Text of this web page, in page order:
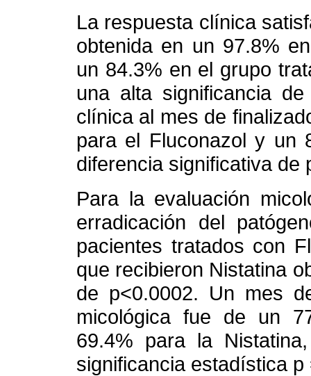
La respuesta clínica
obtenida en un 97.8%
un 84.3% en el grupo
una alta significancia
clínica al mes de
para el Fluconazol y un
diferencia significativa de
Para la evaluación
erradicación del
pacientes tratados con
que recibieron Nistatina
de p<0.0002. Un mes
micológica fue de un
69.4% para la
significancia estadística p